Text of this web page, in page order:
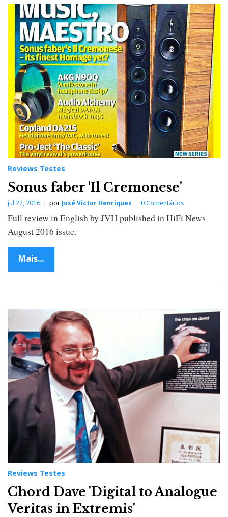
Reviews Testes
Sonus faber 'Il Cremonese'
jul 22, 2016 por José Victor Henriques 0 Comentários
Full review in English by JVH published in HiFi News
August 2016 issue.
Mais...
Reviews Testes
Chord Dave 'Digital to Analogue
Veritas in Extremis'